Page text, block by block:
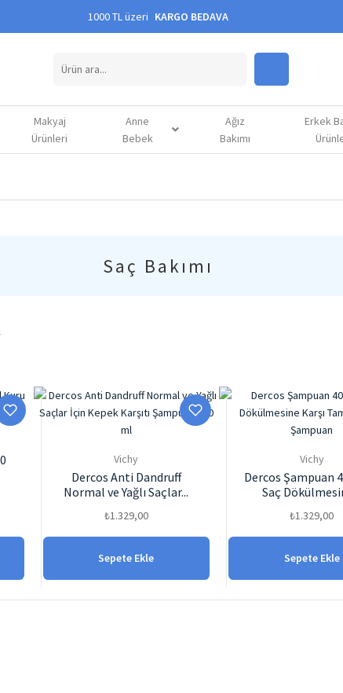
1000 TL üzeri KARGO BEDAVA
Makyaj
Ürünleri
Anne
Bebek
Ağız
Bakımı
Erkek
Saç Bakımı
Vichy
Dercos Anti Dandruff
Normal ve Yağlı Saçlar...
₺1.329,00
Sepete Ekle
Vichy
Dercos Şampuan
Saç
₺1.329,00
Sepete Ekle